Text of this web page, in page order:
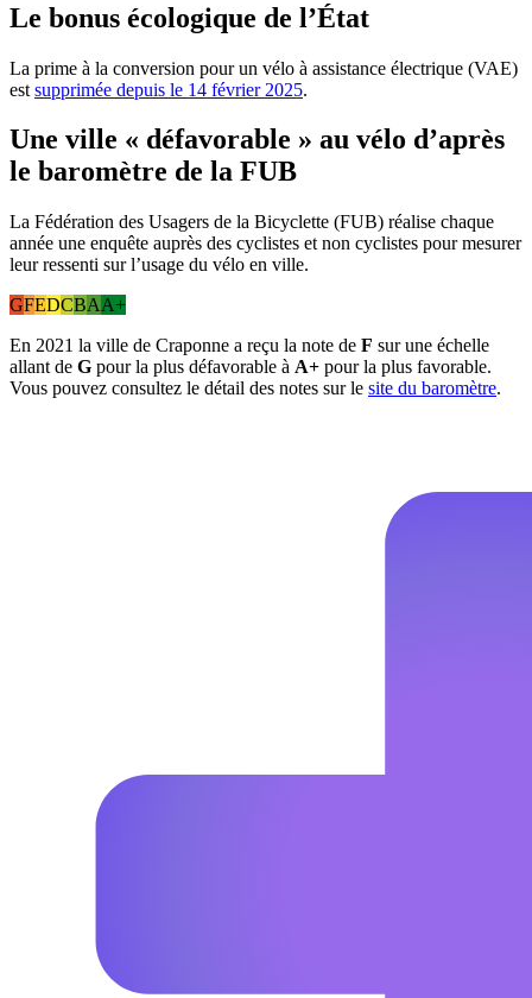
Le bonus écologique de l’État
La prime à la conversion pour un vélo à assistance électrique (VAE)
est supprimée depuis le 14 février 2025.
Une ville « défavorable » au vélo d’après
le baromètre de la FUB
La Fédération des Usagers de la Bicyclette (FUB) réalise chaque
année une enquête auprès des cyclistes et non cyclistes pour mesurer
leur ressenti sur l’usage du vélo en ville.
GFEDCBAA+
En 2021 la ville de Craponne a reçu la note de F sur une échelle
allant de G pour la plus défavorable à A+ pour la plus favorable.
Vous pouvez consultez le détail des notes sur le site du baromètre.